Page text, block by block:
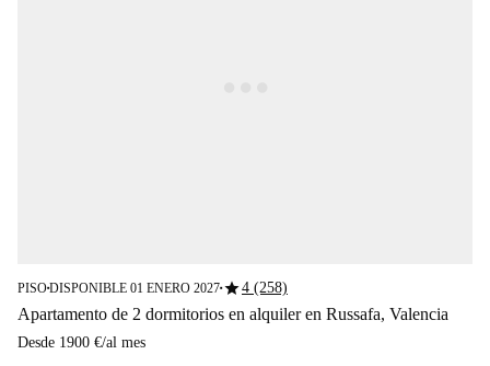
PISO■DISPONIBLE 01 ENERO 2027■star4 (258)
Apartamento de 2 dormitorios en alquiler en Russafa, Valencia
Desde 1900 €/al mes